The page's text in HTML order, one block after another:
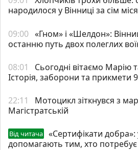
народилося у Вінниці за сім
09:00 «Гном» і «Шелдон»:
останню путь двох полеглих
08:01
Сьогодні вітаємо Марію
Історія, заборони та прикмети
22:11
Мотоцикл зіткнувся з
Магістратській
Від читача
«Сертифікати добра»:
допомагають тим, хто